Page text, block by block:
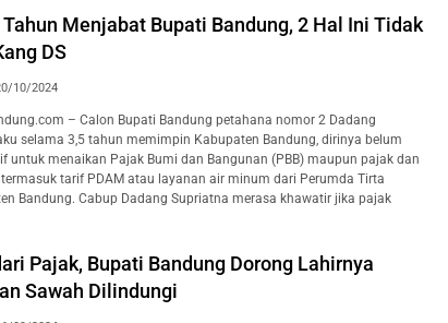
Menjabat Bupati Bandung, 2 Hal Ini Tidak
DS
10/2024
– Calon Bupati Bandung petahana nomor 2 Dadang
selama 3,5 tahun memimpin Kabupaten Bandung, dirinya belum
untuk menaikan Pajak Bumi dan Bangunan (PBB) maupun pajak dan
tarif PDAM atau layanan air minum dari Perumda Tirta
Bandung. Cabup Dadang Supriatna merasa khawatir jika pajak
Pajak, Bupati Bandung Dorong Lahirnya
Sawah Dilindungi